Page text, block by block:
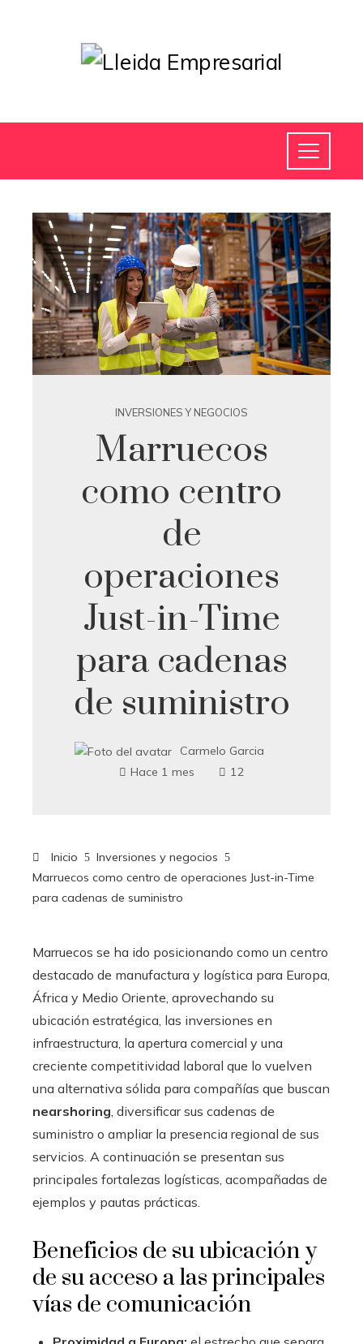
INVERSIONES Y NEGOCIOS
Marruecos
como centro
de
operaciones
Just-in-Time
para cadenas
de suministro
Carmelo Garcia
Hace 1 mes
12
Inicio
Inversiones y negocios
Marruecos como centro de operaciones Just-in-Time
para cadenas de suministro
Marruecos se ha ido posicionando como un centro
destacado de manufactura y logística para Europa,
África y Medio Oriente, aprovechando su
ubicación estratégica, las inversiones en
infraestructura, la apertura comercial y una
creciente competitividad laboral que lo vuelven
una alternativa sólida para compañías que buscan
nearshoring , diversificar sus cadenas de
suministro o ampliar la presencia regional de sus
servicios. A continuación se presentan sus
principales fortalezas logísticas, acompañadas de
ejemplos y pautas prácticas.
Beneficios de su ubicación y
de su acceso a las principales
vías de comunicación